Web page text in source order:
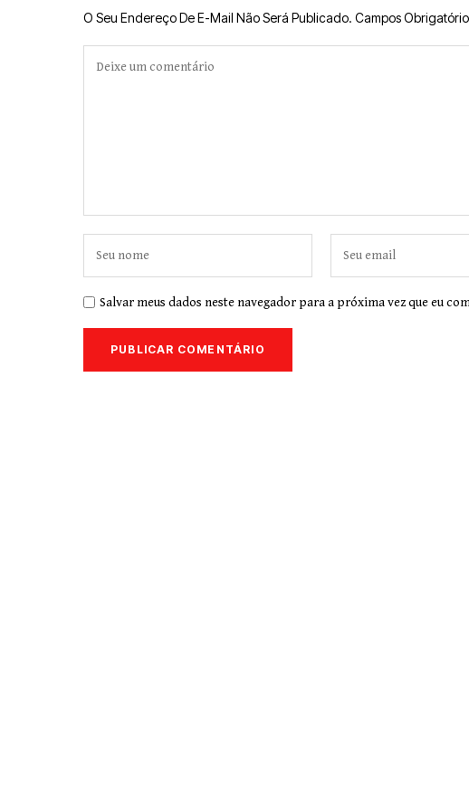
O Seu Endereço De E-Mail Não Será Publicado. Campos
Salvar meus dados neste navegador para a próxima vez que eu